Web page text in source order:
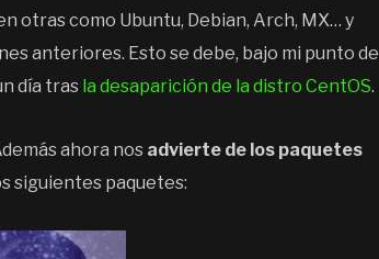
otras como Ubuntu, Debian, Arch, MX… y
anteriores. Esto se debe, bajo mi punto de
día tras la desaparición de la distro CentOS.
ahora nos advierte de los paquetes
siguientes paquetes: